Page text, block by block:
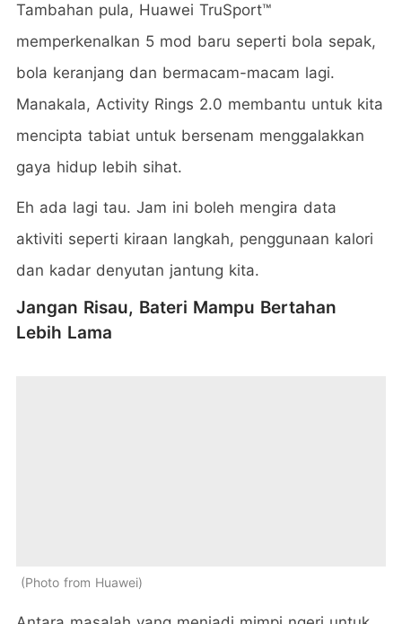
Tambahan pula, Huawei TruSport™
memperkenalkan 5 mod baru seperti bola sepak,
bola keranjang dan bermacam-macam lagi.
Manakala, Activity Rings 2.0 membantu untuk kita
mencipta tabiat untuk bersenam menggalakkan
gaya hidup lebih sihat.
Eh ada lagi tau. Jam ini boleh mengira data
aktiviti seperti kiraan langkah, penggunaan kalori
dan kadar denyutan jantung kita.
Jangan Risau, Bateri Mampu Bertahan
Lebih Lama
Photo from Huawei